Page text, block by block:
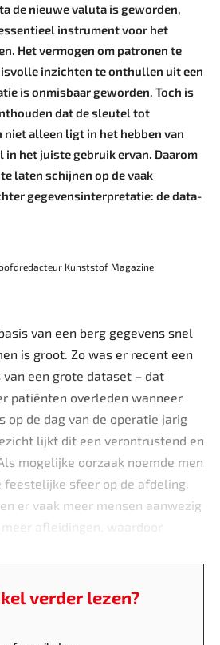
de nieuwe valuta is geworden,
instrument voor het
Het vermogen om patronen te
inzichten te onthullen uit een
is onmisbaar geworden. Toch is
dat de sleutel tot
alleen ligt in het hebben van
in het juiste gebruik ervan. Daarom
laten schijnen op de vaak
gegevensinterpretatie: de data-
Kunststof Magazine
van een berg gegevens snel
is groot. Zo was er recent een
van een grote dataset – dat
patiënten overleden wanneer
op de dag van de operatie jarig
lijkt dit een verontrustend en
mogelijke oorzaak noemde men
feestelijke sfeer op de afdeling.
er vaak meer mensen aanwezig
afleidingen, waardoor
verder lezen?